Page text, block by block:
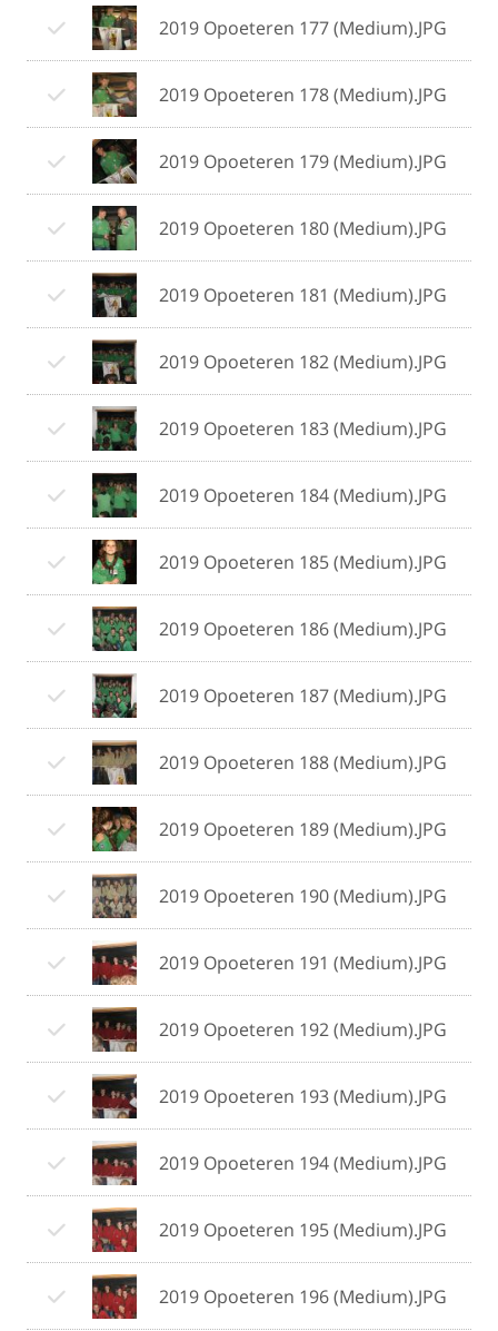
2019 Opoeteren 177 (Medium).JPG
2019 Opoeteren 178 (Medium).JPG
2019 Opoeteren 179 (Medium).JPG
2019 Opoeteren 180 (Medium).JPG
2019 Opoeteren 181 (Medium).JPG
2019 Opoeteren 182 (Medium).JPG
2019 Opoeteren 183 (Medium).JPG
2019 Opoeteren 184 (Medium).JPG
2019 Opoeteren 185 (Medium).JPG
2019 Opoeteren 186 (Medium).JPG
2019 Opoeteren 187 (Medium).JPG
2019 Opoeteren 188 (Medium).JPG
2019 Opoeteren 189 (Medium).JPG
2019 Opoeteren 190 (Medium).JPG
2019 Opoeteren 191 (Medium).JPG
2019 Opoeteren 192 (Medium).JPG
2019 Opoeteren 193 (Medium).JPG
2019 Opoeteren 194 (Medium).JPG
2019 Opoeteren 195 (Medium).JPG
2019 Opoeteren 196 (Medium).JPG